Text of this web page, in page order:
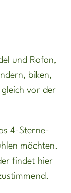
und Rofan,
biken,
vor der
4-Sterne-
möchten.
findet hier